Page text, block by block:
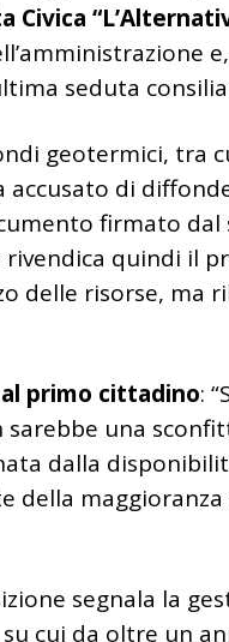
Civica
seduta
geotermici, tra
accusato di
firmato dal
rivendica quindi il
delle risorse, ma
primo cittadino:
una
dalla
della
segnala la
cui da oltre un